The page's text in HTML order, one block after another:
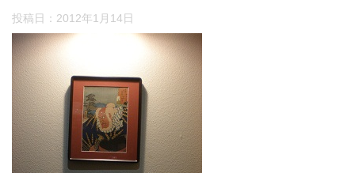
投稿日： 2012年1月14日